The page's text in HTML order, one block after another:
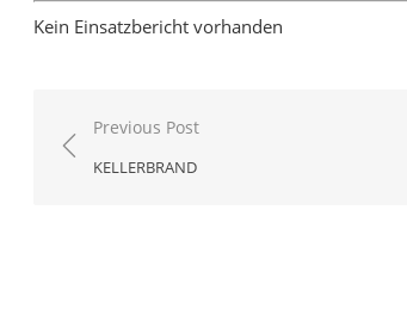
Kein Einsatzbericht vorhanden
Beitragsnavigation
Previous Post
KELLERBRAND